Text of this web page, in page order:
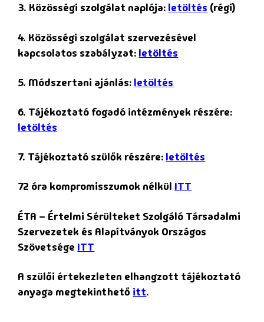
3. Közösségi szolgálat naplója: letöltés (régi)
4. Közösségi szolgálat szervezésével
kapcsolatos szabályzat: letöltés
5. Módszertani ajánlás: letöltés
6. Tájékoztató fogadó intézmények részére:
letöltés
7. Tájékoztató szülők részére: letöltés
72 óra kompromisszumok nélkül ITT
ÉTA – Értelmi Sérülteket Szolgáló Társadalmi
Szervezetek és Alapítványok Országos
Szövetsége ITT
A szülői értekezleten elhangzott tájékoztató
anyaga megtekinthető itt.